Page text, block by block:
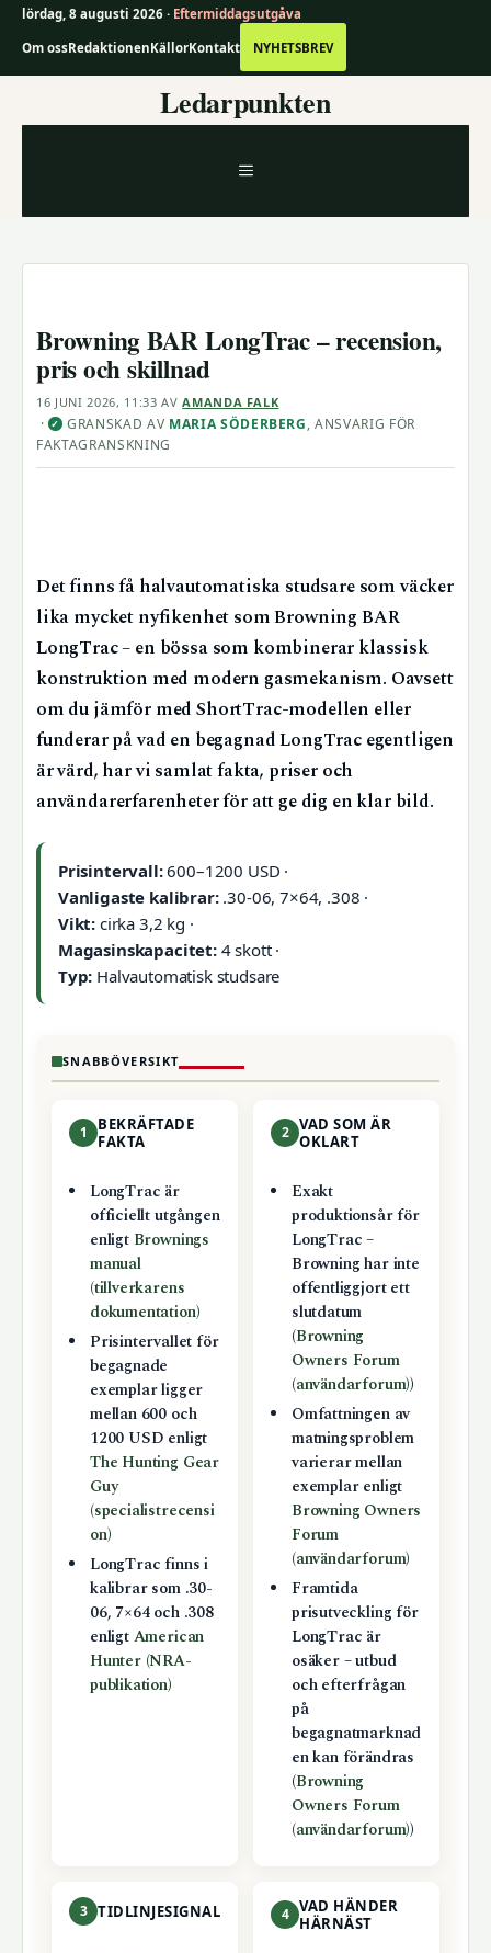
lördag, 8 augusti 2026 · Eftermiddagsutgåva
Om ossRedaktionenKällorKontakt NYHETSBREV
Ledarpunkten
MENY
Browning BAR LongTrac – recension,
pris och skillnad
16 JUNI 2026, 11:33 AVAMANDA FALK
· ✓ GRANSKAD AV MARIA SÖDERBERG, ANSVARIG FÖR
FAKTAGRANSKNING
Det finns få halvautomatiska studsare som väcker
lika mycket nyfikenhet som Browning BAR
LongTrac – en bössa som kombinerar klassisk
konstruktion med modern gasmekanism. Oavsett
om du jämför med ShortTrac-modellen eller
funderar på vad en begagnad LongTrac egentligen
är värd, har vi samlat fakta, priser och
användarerfarenheter för att ge dig en klar bild.
Prisintervall:600–1200 USD ·
Vanligaste kalibrar:.30-06, 7×64, .308 ·
Vikt: cirka 3,2 kg ·
Magasinskapacitet:4 skott ·
Typ: Halvautomatisk studsare
SNABBÖVERSIKT
1
BEKRÄFTADE
FAKTA
LongTrac är
officiellt utgången
enligt Brownings
manual
(tillverkarens
dokumentation)
Prisintervallet för
begagnade
exemplar ligger
mellan 600 och
1200 USD enligt
The Hunting Gear
Guy
(specialistrecensi
on)
LongTrac finns i
kalibrar som .30-
06, 7×64 och .308
enligtAmerican
Hunter (NRA-
publikation)
2 VAD SOM ÄR
OKLART
Exakt
produktionsår för
LongTrac –
Browning har inte
offentliggjort ett
slutdatum
(Browning
Owners Forum
(användarforum))
Omfattningen av
matningsproblem
varierar mellan
exemplar enligt
Browning Owners
Forum
(användarforum)
Framtida
prisutveckling för
LongTrac är
osäker – utbud
och efterfrågan
på
begagnatmarknad
en kan förändras
(Browning
Owners Forum
(användarforum))
3 TIDLINJESIGNAL 4 VAD HÄNDER
HÄRNÄST